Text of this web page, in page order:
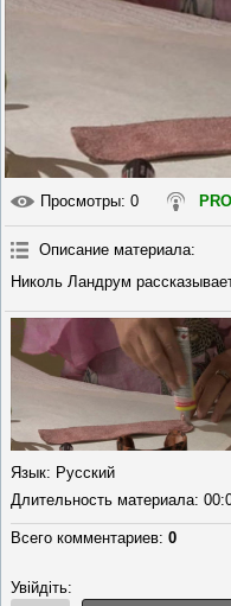
Просмотры: 0
Описание материала:
Николь Ландрум
Язык: Русский
Длительность материала:
Всего комментариев: 0
Увійдіть: